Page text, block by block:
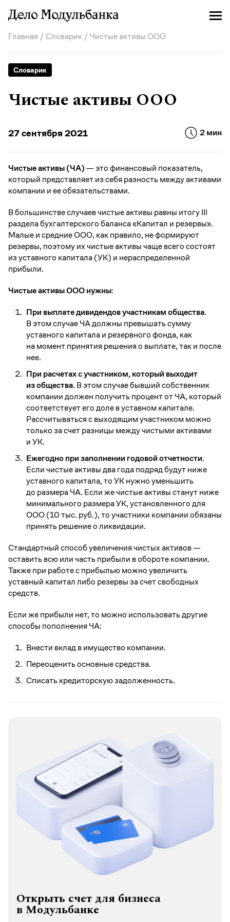
Главная / Словарик / Чистые активы ООО
Словарик
Чистые активы ООО
27 сентября 2021 2 мин
Чистые активы (ЧА)— это финансовый показатель,
который представляет из себя разность между активами
компании и ее обязательствами.
В большинстве случаев чистые активы равны итогу III
раздела бухгалтерского баланса «Капитал и резервы».
Малые и средние ООО, как правило, не формируют
резервы, поэтому их чистые активы чаще всего состоят
из уставного капитала (УК) и нераспределенной
прибыли.
Чистые активы ООО нужны:
При выплате дивидендов участникам общества.
В этом случае ЧА должны превышать сумму
уставного капитала и резервного фонда, как
на момент принятия решения о выплате, так и после
нее.
При расчетах с участником, который выходит
из общества. В этом случае бывший собственник
компании должен получить процент от ЧА, который
соответствует его доле в уставном капитале.
Рассчитываться с выходящим участником можно
только за счет разницы между чистыми активами
и УК.
Ежегодно при заполнении годовой отчетности.
Если чистые активы два года подряд будут ниже
уставного капитала, то УК нужно уменьшить
до размера ЧА. Если же чистые активы станут ниже
минимального размера УК, установленного для
ООО (10 тыс. руб.), то участники компании обязаны
принять решение о ликвидации.
Стандартный способ увеличения чистых активов —
оставить всю или часть прибыли в обороте компании.
Также при работе с прибылью можно увеличить
уставный капитал либо резервы за счет свободных
средств.
Если же прибыли нет, то можно использовать другие
способы пополнения ЧА:
Внести вклад в имущество компании.
Переоценить основные средства.
Списать кредиторскую задолженность.
Открыть счет для бизнеса
в Модульбанке